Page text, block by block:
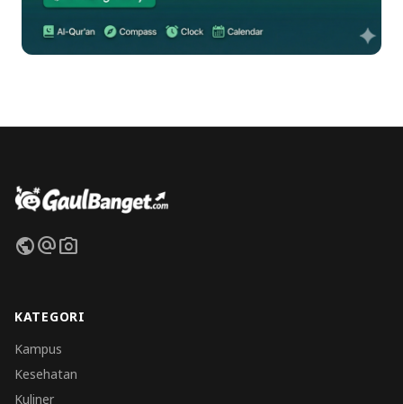
publicalternate_emailphoto_camera
KATEGORI
Kampus
Kesehatan
Kuliner